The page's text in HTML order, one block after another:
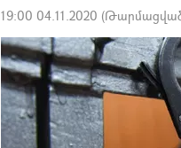
19:00 04.11.2020